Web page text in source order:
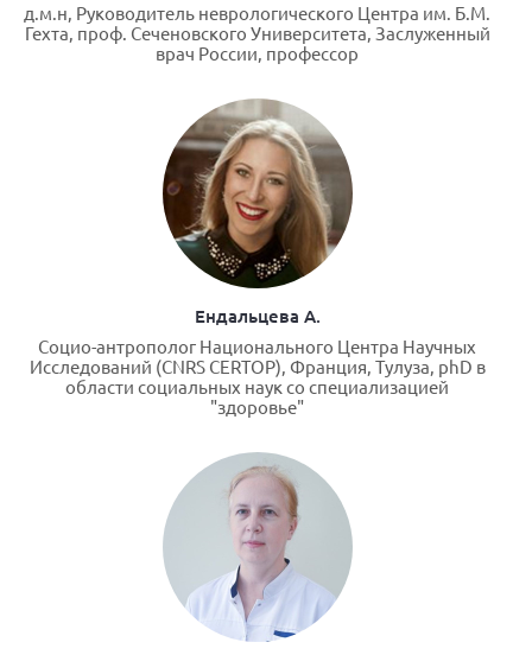
д.м.н, Руководитель неврологического Центра им. Б.М.
Гехта, проф. Сеченовского Университета, Заслуженный
врач России, профессор
Ендальцева А.
Социо-антрополог Национального Центра Научных
Исследований (CNRS CERTOP), Франция, Тулуза, phD в
области социальных наук со специализацией
"здоровье"